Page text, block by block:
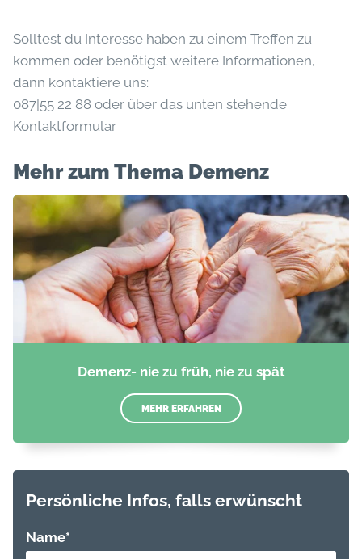
Solltest du Interesse haben zu einem Treffen zu
kommen oder benötigst weitere Informationen,
dann kontaktiere uns:
087|55 22 88 oder über das unten stehende
Kontaktformular
Mehr zum Thema Demenz
Demenz- nie zu früh, nie zu spät
MEHR ERFAHREN
Persönliche Infos, falls erwünscht
Name*